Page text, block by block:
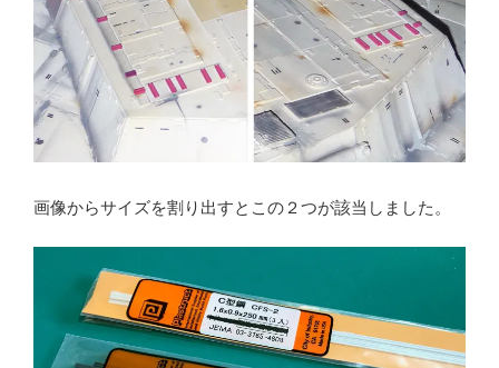
画像からサイズを割り出すとこの２つが該当しました。